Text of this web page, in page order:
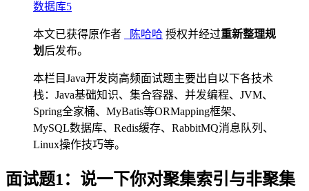
数据库5
本文已获得原作者 _陈哈哈 授权并经过重新整理规
划 后发布。
本栏目Java开发岗高频面试题主要出自以下各技术
栈：Java基础知识、集合容器、并发编程、JVM、
Spring全家桶、MyBatis等ORMapping框架、
MySQL数据库、Redis缓存、RabbitMQ消息队列、
Linux操作技巧等。
面试题1：说一下你对聚集索引与非聚集